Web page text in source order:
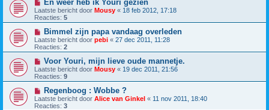
En weer heb ik Youri gezien
Laatste bericht door Mousy « 18 feb 2012, 17:18
Reacties: 5
Bimmel zijn papa vandaag overleden
Laatste bericht door pebi « 27 dec 2011, 11:28
Reacties: 2
Voor Youri, mijn lieve oude mannetje.
Laatste bericht door Mousy « 19 dec 2011, 21:56
Reacties: 9
Regenboog : Wobbe ?
Laatste bericht door Alice van Ginkel « 11 nov 2011, 18:40
Reacties: 3